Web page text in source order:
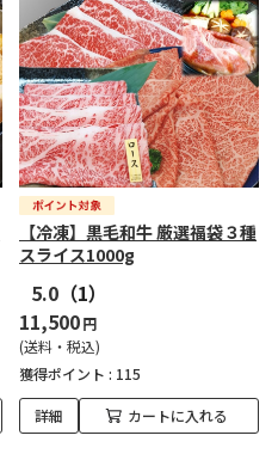
【冷凍】黒毛和牛 厳選福袋３種
スライス1000g
5.0 （1）
11,500円
(送料・税込)
獲得ポイント : 115
詳細 カートに入れる